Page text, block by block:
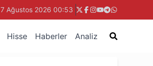
7 Ağustos 2026 00:53
Hisse Haberler Analiz